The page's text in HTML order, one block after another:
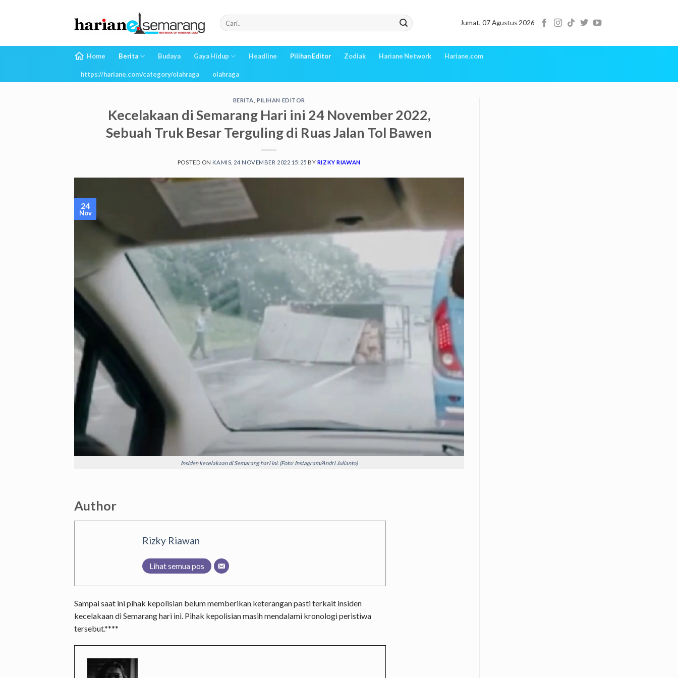
Jumat, 07 Agustus 2026
Home Berita Budaya Gaya Hidup Headline Pilihan Editor Zodiak Hariane Network Hariane.com
https://hariane.com/category/olahraga olahraga
BERITA ,PILIHAN EDITOR
Kecelakaan di Semarang Hari ini 24 November 2022,
Sebuah Truk Besar Terguling di Ruas Jalan Tol Bawen
POSTED ON KAMIS, 24 NOVEMBER 2022 15:25 BY RIZKY RIAWAN
Insiden kecelakaan di Semarang hari ini. (Foto: Instagram/Andri Julianto)
24
Nov
Author
Rizky Riawan
Lihat semua pos
Sampai saat ini pihak kepolisian belum memberikan keterangan pasti terkait insiden
kecelakaan di Semarang hari ini. Pihak kepolisian masih mendalami kronologi peristiwa
tersebut.****